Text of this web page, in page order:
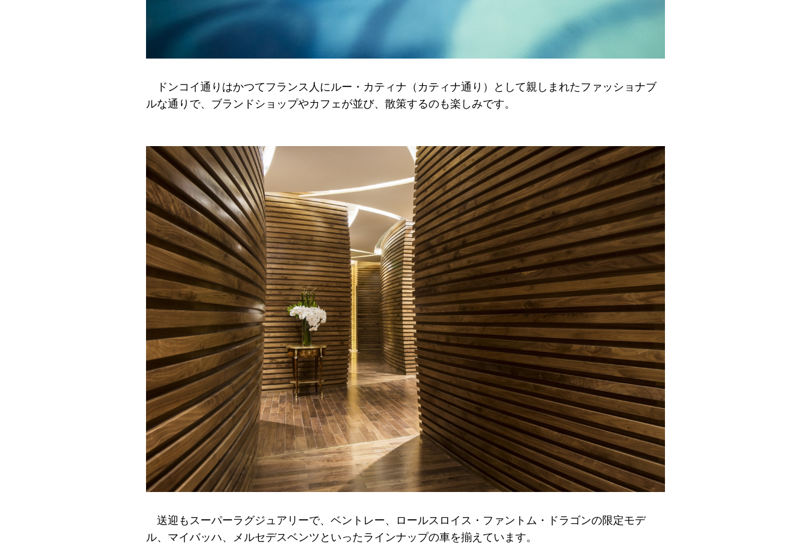
ドンコイ通りはかつてフランス人にルー・カティナ（カティナ通り）として親しまれたファッショナブ
ルな通りで、ブランドショップやカフェが並び、散策するのも楽しみです。
送迎もスーパーラグジュアリーで、ベントレー、ロールスロイス・ファントム・ドラゴンの限定モデ
ル、マイバッハ、メルセデスベンツといったラインナップの車を揃えています。